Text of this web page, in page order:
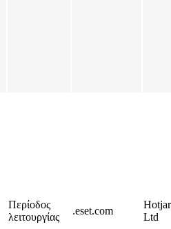
Περίοδος
λειτουργίας
.eset.com
Hotjar
Ltd